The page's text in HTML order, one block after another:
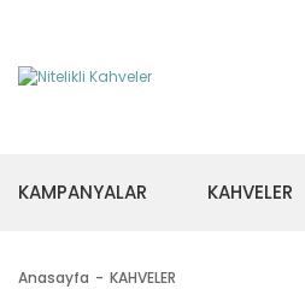
KAMPANYALAR KAHVELER
Anasayfa KAHVELER